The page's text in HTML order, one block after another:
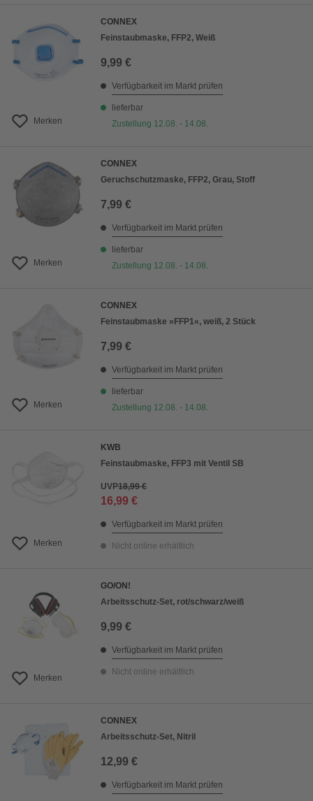
Merken
CONNEX
Feinstaubmaske, FFP2, Weiß
9,99 €
Verfügbarkeit im Markt prüfen
lieferbar
Zustellung 12.08. - 14.08.
Merken
CONNEX
Geruchschutzmaske, FFP2, Grau, Stoff
7,99 €
Verfügbarkeit im Markt prüfen
lieferbar
Zustellung 12.08. - 14.08.
Merken
CONNEX
Feinstaubmaske »FFP1«, weiß, 2 Stück
7,99 €
Verfügbarkeit im Markt prüfen
lieferbar
Zustellung 12.08. - 14.08.
Merken
KWB
Feinstaubmaske, FFP3 mit Ventil SB
UVP18,99 €
16,99 €
Verfügbarkeit im Markt prüfen
Nicht online erhältlich
Merken
GO/ON!
Arbeitsschutz-Set, rot/schwarz/weiß
9,99 €
Verfügbarkeit im Markt prüfen
Nicht online erhältlich
CONNEX
Arbeitsschutz-Set, Nitril
12,99 €
Verfügbarkeit im Markt prüfen